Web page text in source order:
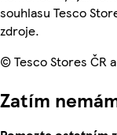
souhlasu Tesco
zdroje.
© Tesco Stores ČR
Zatím